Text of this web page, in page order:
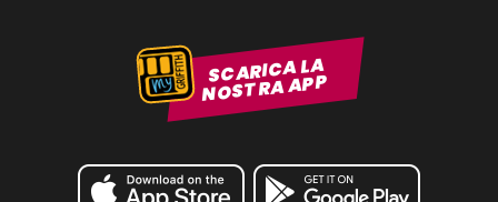
SCARICA LA
NOSTRA APP